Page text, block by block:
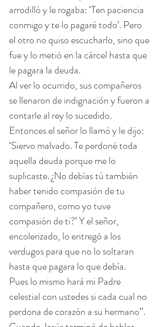
arrodilló y le rogaba: ‘Ten paciencia
conmigo y te lo pagaré todo’. Pero
el otro no quiso escucharlo, sino que
fue y lo metió en la cárcel hasta que
le pagara la deuda.
Al ver lo ocurrido, sus compañeros
se llenaron de indignación y fueron a
contarle al rey lo sucedido.
Entonces el señor lo llamó y le dijo:
‘Siervo malvado. Te perdoné toda
aquella deuda porque me lo
suplicaste. ¿No debías tú también
haber tenido compasión de tu
compañero, como yo tuve
compasión de ti?’ Y el señor,
encolerizado, lo entregó a los
verdugos para que no lo soltaran
hasta que pagara lo que debía.
Pues lo mismo hará mi Padre
celestial con ustedes si cada cual no
perdona de corazón a su hermano’’.